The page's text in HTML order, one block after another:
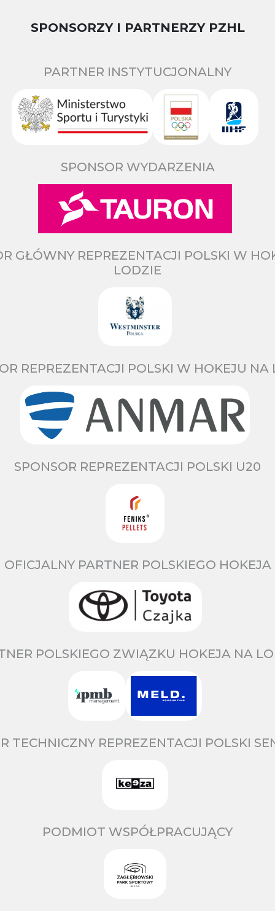
SPONSORZY I PARTNERZY PZHL
PARTNER INSTYTUCJONALNY
SPONSOR WYDARZENIA
GŁÓWNY REPREZENTACJI POLSKI W
LODZIE
REPREZENTACJI POLSKI W HOKEJU NA
SPONSOR REPREZENTACJI POLSKI U20
OFICJALNY PARTNER POLSKIEGO HOKEJA
POLSKIEGO ZWIĄZKU HOKEJA NA
TECHNICZNY REPREZENTACJI POLSKI
PODMIOT WSPÓŁPRACUJĄCY